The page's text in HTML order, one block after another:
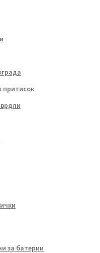
притисок
за батерии